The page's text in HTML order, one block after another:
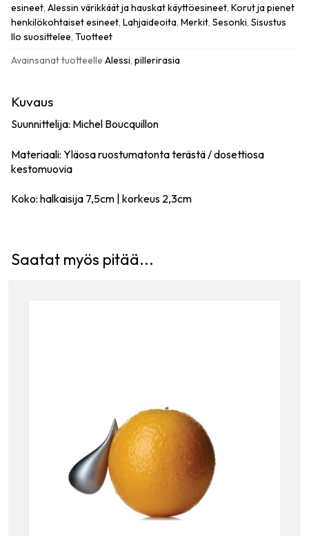
esineet, Alessin värikkäät ja hauskat käyttöesineet, Korut ja pienet
henkilökohtaiset esineet, Lahjaideoita, Merkit, Sesonki, Sisustus
Ilo suosittelee, Tuotteet
Avainsanat tuotteelle Alessi, pillerirasia
Kuvaus
Suunnittelija: Michel Boucquillon
Materiaali: Yläosa ruostumatonta terästä / dosettiosa
kestomuovia
Koko: halkaisija 7,5cm | korkeus 2,3cm
Saatat myös pitää...